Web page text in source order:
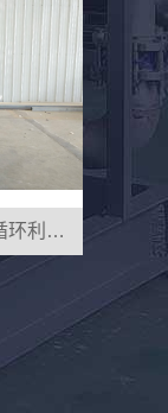
菌菇蔬菜清洗用水循环利用过滤设备